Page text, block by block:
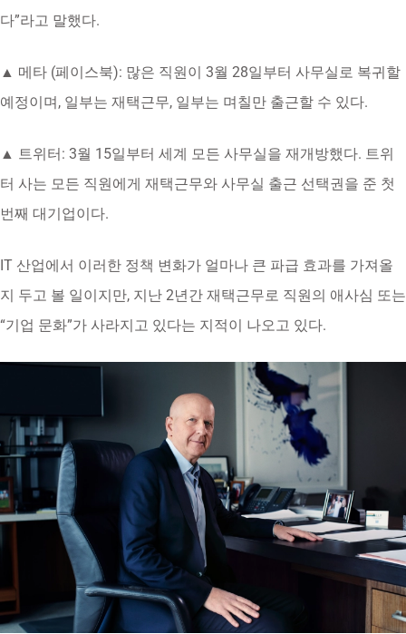
다”라고 말했다.
▲ 메타 (페이스북): 많은 직원이 3월 28일부터 사무실로 복귀할
예정이며, 일부는 재택근무, 일부는 며칠만 출근할 수 있다.
▲ 트위터: 3월 15일부터 세계 모든 사무실을 재개방했다. 트위
터 사는 모든 직원에게 재택근무와 사무실 출근 선택권을 준 첫
번째 대기업이다.
IT 산업에서 이러한 정책 변화가 얼마나 큰 파급 효과를 가져올
지 두고 볼 일이지만, 지난 2년간 재택근무로 직원의 애사심 또는
“기업 문화”가 사라지고 있다는 지적이 나오고 있다.